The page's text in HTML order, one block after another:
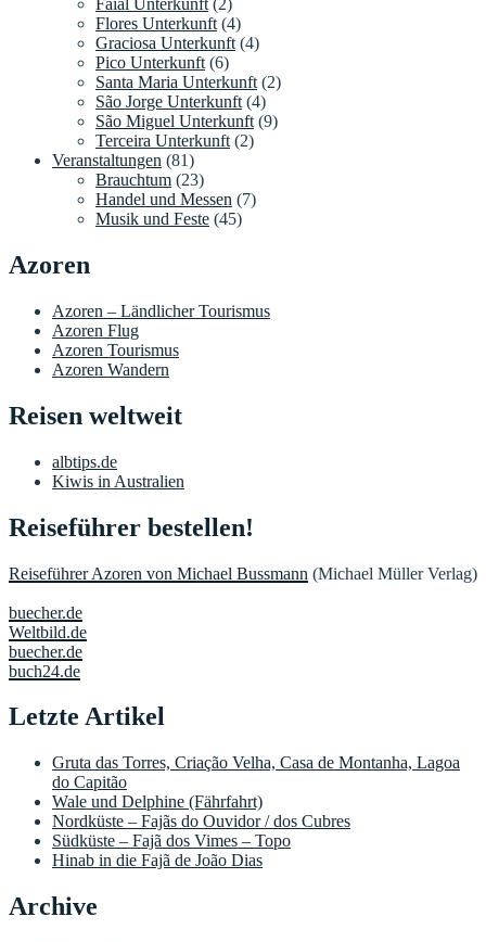
Faial Unterkunft (2)
Flores Unterkunft (4)
Graciosa Unterkunft (4)
Pico Unterkunft (6)
Santa Maria Unterkunft (2)
São Jorge Unterkunft (4)
São Miguel Unterkunft (9)
Terceira Unterkunft (2)
Veranstaltungen (81)
Brauchtum (23)
Handel und Messen (7)
Musik und Feste (45)
Azoren
Azoren – Ländlicher Tourismus
Azoren Flug
Azoren Tourismus
Azoren Wandern
Reisen weltweit
albtips.de
Kiwis in Australien
Reiseführer bestellen!
Reiseführer Azoren von Michael Bussmann (Michael Müller Verlag)
buecher.de
Weltbild.de
buecher.de
buch24.de
Letzte Artikel
Gruta das Torres, Criação Velha, Casa de Montanha, Lagoa
do Capitão
Wale und Delphine (Fährfahrt)
Nordküste – Fajãs do Ouvidor / dos Cubres
Südküste – Fajã dos Vimes – Topo
Hinab in die Fajã de João Dias
Archive